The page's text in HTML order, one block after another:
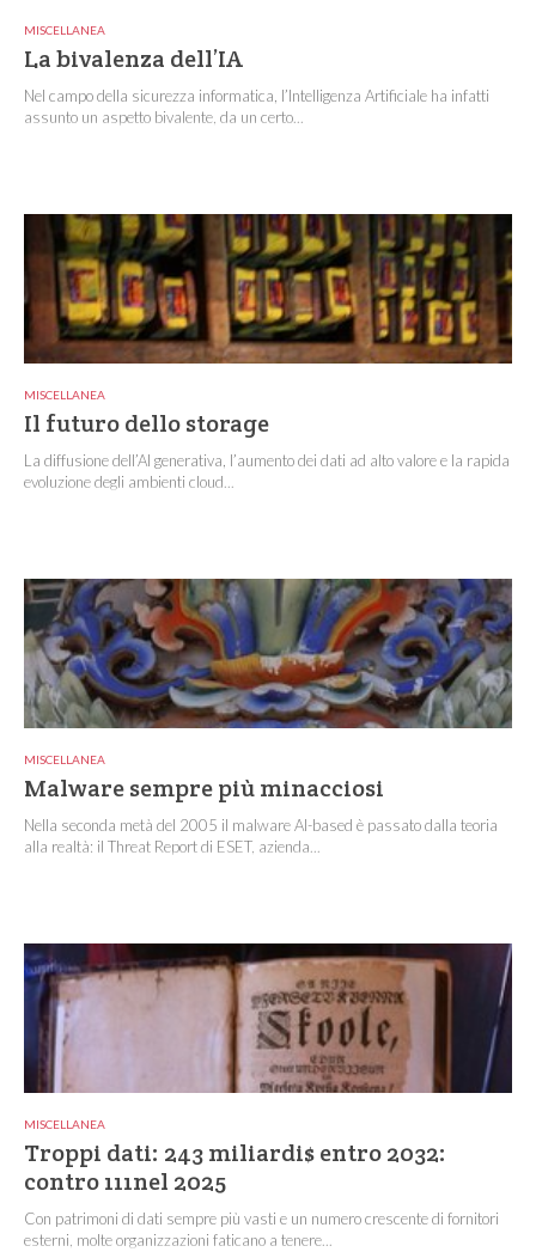
MISCELLANEA
La bivalenza dell’IA
Nel campo della sicurezza informatica, l’Intelligenza Artificiale ha infatti
assunto un aspetto bivalente, da un certo...
MISCELLANEA
Il futuro dello storage
La diffusione dell’AI generativa, l’aumento dei dati ad alto valore e la rapida
evoluzione degli ambienti cloud...
MISCELLANEA
Malware sempre più minacciosi
Nella seconda metà del 2005 il malware AI-based è passato dalla teoria
alla realtà: il Threat Report di ESET, azienda...
MISCELLANEA
Troppi dati: 243 miliardi$ entro 2032:
contro 111nel 2025
Con patrimoni di dati sempre più vasti e un numero crescente di fornitori
esterni, molte organizzazioni faticano a tenere...